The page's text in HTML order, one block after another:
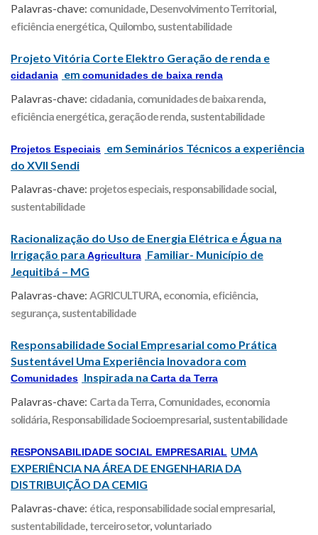
Palavras-chave: comunidade, Desenvolvimento Territorial,
eficiência energética, Quilombo, sustentabilidade
Projeto Vitória Corte Elektro Geração de renda e
cidadania em comunidades de baixa renda
Palavras-chave: cidadania, comunidades de baixa renda,
eficiência energética, geração de renda, sustentabilidade
Projetos Especiais em Seminários Técnicos a experiência
do XVII Sendi
Palavras-chave: projetos especiais, responsabilidade social,
sustentabilidade
Racionalização do Uso de Energia Elétrica e Água na
Irrigação para Agricultura Familiar- Município de
Jequitibá – MG
Palavras-chave: AGRICULTURA, economia, eficiência,
segurança, sustentabilidade
Responsabilidade Social Empresarial como Prática
Sustentável Uma Experiência Inovadora com
Comunidades Inspirada na Carta da Terra
Palavras-chave: Carta da Terra, Comunidades, economia
solidária, Responsabilidade Socioempresarial, sustentabilidade
RESPONSABILIDADE SOCIAL EMPRESARIAL UMA
EXPERIÊNCIA NA ÁREA DE ENGENHARIA DA
DISTRIBUIÇÃO DA CEMIG
Palavras-chave: ética, responsabilidade social empresarial,
sustentabilidade, terceiro setor,voluntariado